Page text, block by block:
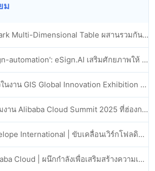
ม
eSign.AI และ Lark Multi-Dimensional Table ผสานรวมกันอย่างเป็นทางการ: การลงนามและการเก็บถาวรสัญญาอิเล็กทรอนิกส์แบบอัตโนมัติเต็มรูปแบบ
เปิดตัวสกิล 'esign-automation': eSign.AI เสริมศักยภาพให้ OpenClaw ด้วยลายเซ็นอิเล็กทรอนิกส์อัตโนมัติ
eSign.AI เปิดตัวในงาน GIS Global Innovation Exhibition 2025
eSign.AI เข้าร่วมงาน Alibaba Cloud Summit 2025 ที่ฮ่องกง เพื่อขับเคลื่อนนวัตกรรมคลาวด์ที่ขับเคลื่อนด้วย AI และความเชื่อมั่นทางดิจิทัล
eSign.AI × Antelope International | ขับเคลื่อนเวิร์กโฟลดิจิทัลที่ปลอดภัยและขับเคลื่อนด้วย AI
eSign.AI × Alibaba Cloud | ผนึกกำลังเพื่อเสริมสร้างความเชื่อมั่นดิจิทัลระดับโลกสำหรับฟินเทค